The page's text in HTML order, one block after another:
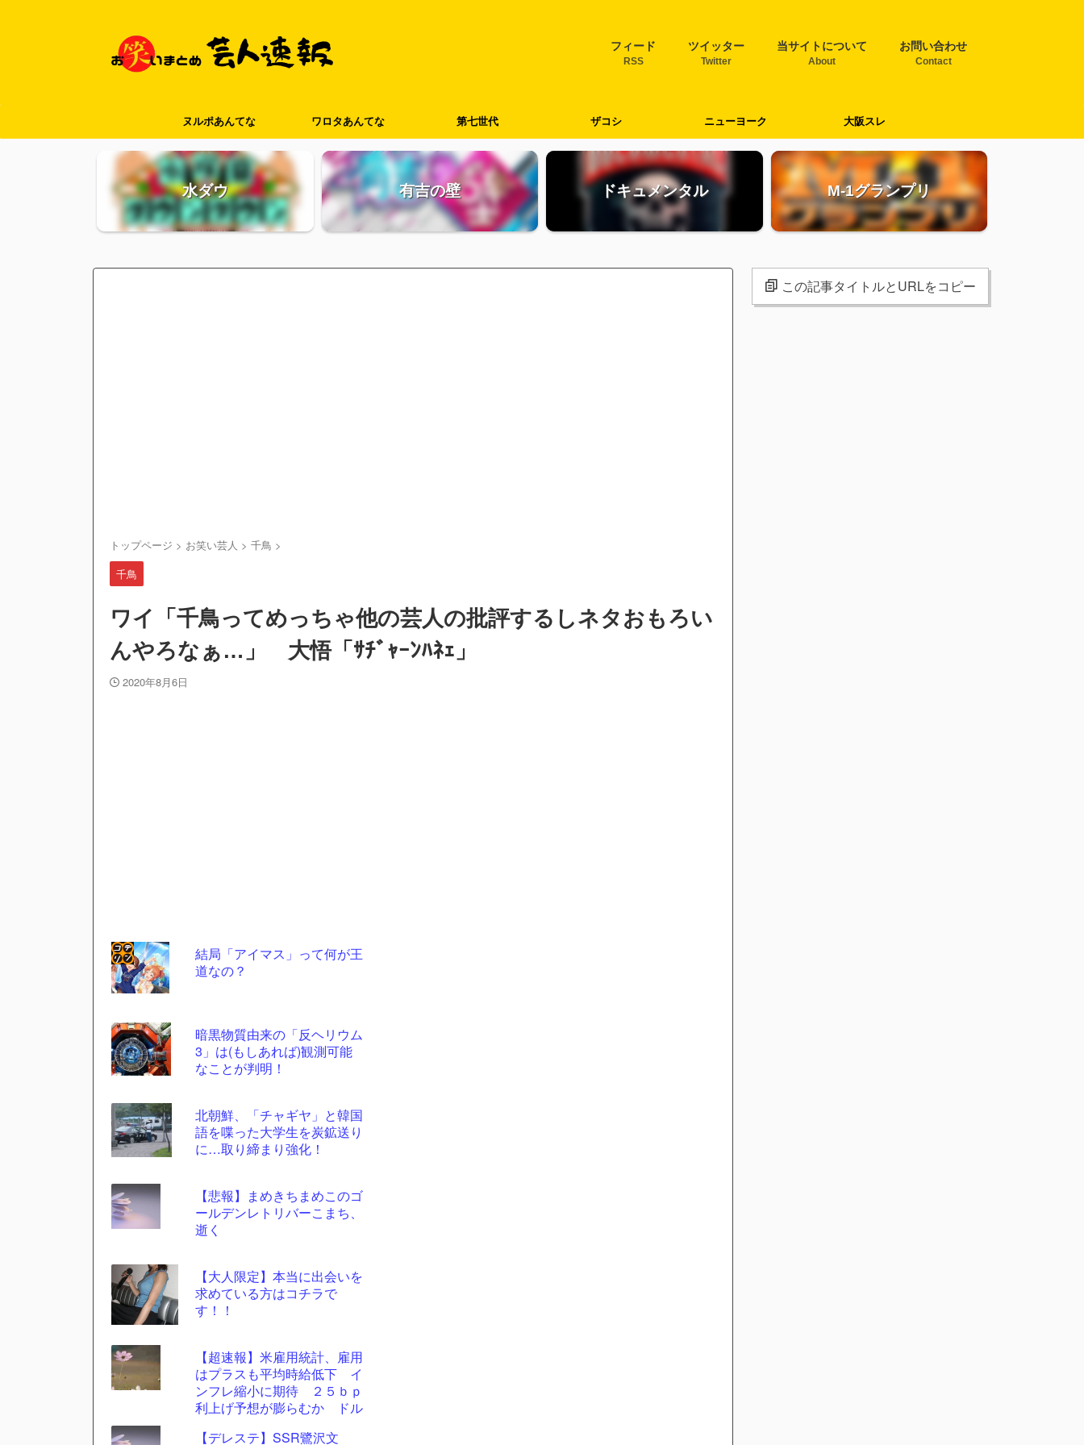
フィード
RSS
ツイッター
Twitter
当サイトについて
About
お問い合わせ
Contact
ヌルポあんてな ワロタあんてな 第七世代 ザコシ ニューヨーク 大阪スレ
水ダウ 有吉の壁 ドキュメンタル M-1グランプリ
トップページ > お笑い芸人 > 千鳥 >
千鳥
ワイ「千鳥ってめっちゃ他の芸人の批評するしネタおもろい
んやろなぁ…」 大悟「ｻﾁﾞｬｰﾝﾊﾈｪ」
2020年8月6日
結局「アイマス」って何が王
道なの？
暗黒物質由来の「反ヘリウム
3」は(もしあれば)観測可能
なことが判明！
北朝鮮、「チャギヤ」と韓国
語を喋った大学生を炭鉱送り
に…取り締まり強化！
【悲報】まめきちまめこのゴ
ールデンレトリバーこまち、
逝く
【大人限定】本当に出会いを
求めている方はコチラで
す！！
【超速報】米雇用統計、雇用
はプラスも平均時給低下 イ
ンフレ縮小に期待 ２５ｂｐ
利上げ予想が膨らむか ドル
【デレステ】SSR鷺沢文
コテ
- 固
定リ
ンク
更新
ツー
ル
この記事タイトルとURLをコピー